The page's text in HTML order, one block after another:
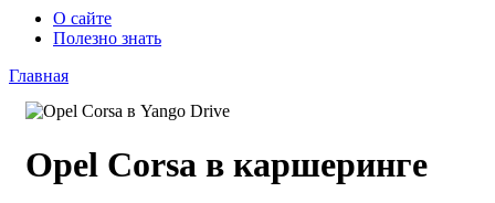
О сайте
Полезно знать
Главная
Opel Corsa в каршеринге